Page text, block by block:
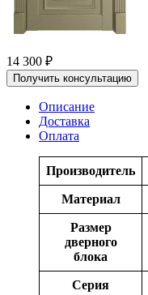
14 300 ₽
Получить консультацию
Описание
Доставка
Оплата
Производитель
Материал
Размер
дверного
блока
Серия